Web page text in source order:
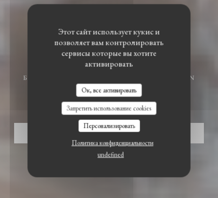
Этот сайт использует кукис и
позволяет вам контролировать
сервисы которые вы хотите
активировать
Ок, все активировать
Запретить использование cookies
Персонализировать
Политика конфиденциальности
undefined
БИСТРОНОМИЧЕСКИЙ РЕСТОРАН ENNEVELIN
Le Bistrot du Witloof
ЗАБРОНИРОВАТЬ СТОЛИК
LE BISTROT DU WITLOOF